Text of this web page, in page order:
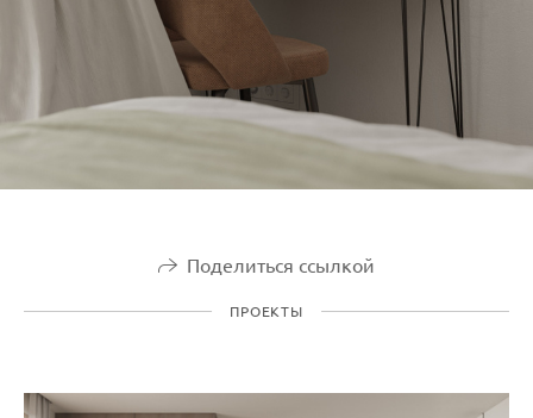
Поделиться ссылкой
ПРОЕКТЫ